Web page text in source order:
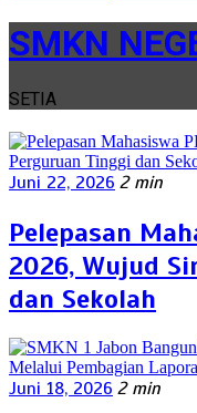
SMKN
SETIA
Juni 22, 2026 2 min
Pelepasan
2026, Wujud
dan Sekolah
Juni 18, 2026 2 min